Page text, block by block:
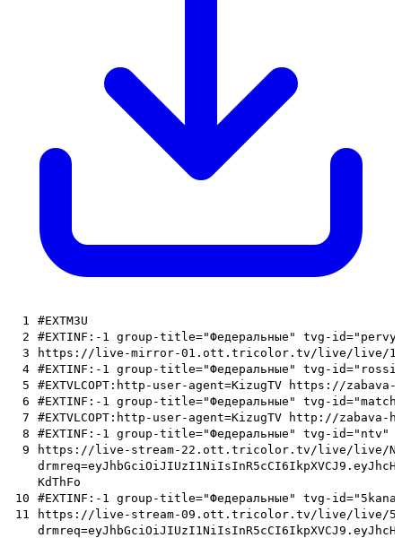
1
#EXTM3U
2
#EXTINF:-1 group-title="Федеральные" tvg-
3
https://live-mirror-01.ott.tricolor.tv/live/live/1TV_hd/
4 #EXTINF:-1 group-title="Федеральные" tvg-
5
#EXTVLCOPT:http-user-agent=KizugTV https://
6
#EXTINF:-1 group-title="Федеральные" tvg-
7
#EXTVLCOPT:http-user-agent=KizugTV http://
8
#EXTINF:-1 group-title="Федеральные" tvg-id="ntv"
9
https://live-stream-22.ott.tricolor.tv/live/live/
KdThFo
10
#EXTINF:-1 group-title="Федеральные" tvg-
11
https://live-stream-09.ott.tricolor.tv/live/live/